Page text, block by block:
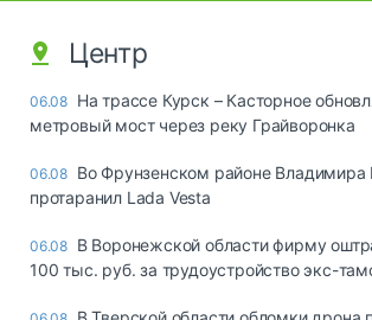
Центр
06.08 На трассе Курск – Касторное
метровый мост через реку Грайворонка
06.08 Во Фрунзенском районе
протаранил Lada Vesta
06.08 В Воронежской области фирму
100 тыс. руб. за трудоустройство экс-